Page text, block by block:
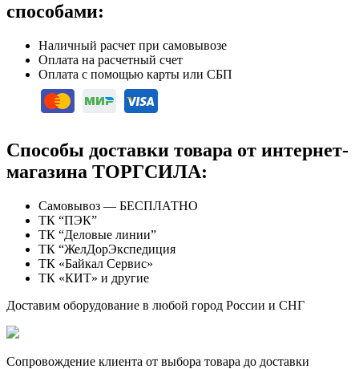
способами:
Наличный расчет при самовывозе
Оплата на расчетный счет
Оплата с помощью карты или СБП
Способы доставки товара от интернет-
магазина ТОРГСИЛА:
Самовывоз — БЕСПЛАТНО
ТК “ПЭК”
ТК “Деловые линии”
ТК “ЖелДорЭкспедиция
ТК «Байкал Сервис»
ТК «КИТ» и другие
Доставим оборудование в любой город России и СНГ
Сопровождение клиента от выбора товара до доставки